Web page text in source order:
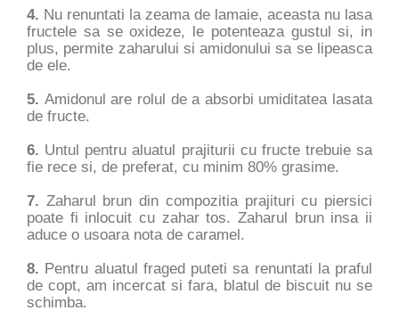
4. Nu renuntati la zeama de lamaie, aceasta nu lasa
fructele sa se oxideze, le potenteaza gustul si, in
plus, permite zaharului si amidonului sa se lipeasca
de ele.
5. Amidonul are rolul de a absorbi umiditatea lasata
de fructe.
6. Untul pentru aluatul prajiturii cu fructe trebuie sa
fie rece si, de preferat, cu minim 80% grasime.
7. Zaharul brun din compozitia prajituri cu piersici
poate fi inlocuit cu zahar tos. Zaharul brun insa ii
aduce o usoara nota de caramel.
8. Pentru aluatul fraged puteti sa renuntati la praful
de copt, am incercat si fara, blatul de biscuit nu se
schimba.